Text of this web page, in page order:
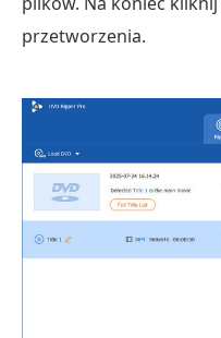
przetworzenia.